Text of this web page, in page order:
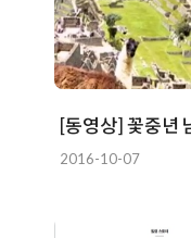
[동영상] 꽃중년
2016-10-07